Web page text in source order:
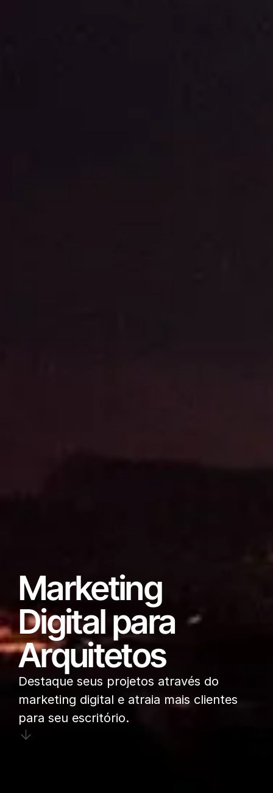
Marketing
Digital para
Arquitetos
Destaque seus projetos através do
marketing digital e atraia mais clientes
para seu escritório.